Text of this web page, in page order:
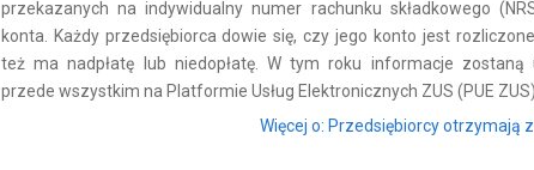
przekazanych na indywidualny numer rachunku składkowego
konta. Każdy przedsiębiorca dowie się, czy jego konto jest
też ma nadpłatę lub niedopłatę. W tym roku informacje zostaną
przede wszystkim na Platformie Usług Elektronicznych ZUS (PUE
Więcej o: Przedsiębiorcy otrzymają